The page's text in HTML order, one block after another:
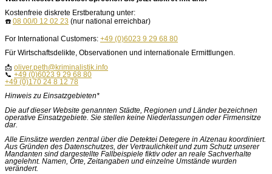
Kostenfreie diskrete Erstberatung unter:
☎️ 08 00/0 12 02 23 (nur national erreichbar)
For International Customers: +49 (0)6023 9 29 68 80
Für Wirtschaftsdelikte, Observationen und internationale Ermittlungen.
📩 oliver.peth@kriminalistik.info
📞 +49 (0)6023 9 29 68 80
+49 (0)170 24 8 12 78
Hinweis zu Einsatzgebieten*
Die auf dieser Website genannten Städte, Regionen und Länder bezeichnen
operative Einsatzgebiete. Sie stellen keine Niederlassungen oder Firmensitze
dar.
Alle Einsätze werden zentral über die Detektei Detegere in Alzenau koordiniert.
Aus Gründen des Datenschutzes, der Vertraulichkeit und zum Schutz unserer
Mandanten sind dargestellte Fallbeispiele fiktiv oder an reale Sachverhalte
angelehnt. Namen, Orte, Zeitangaben und einzelne Umstände wurden
verändert.